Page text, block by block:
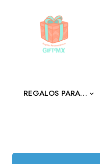
REGALOS PARA…